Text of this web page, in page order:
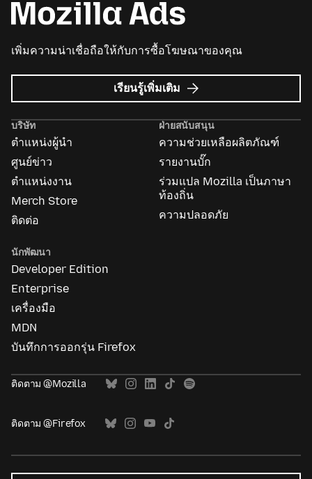
เพิ่มความน่าเชื่อถือให้กับการซื้อโฆษณาของคุณ
เรียนรู้เพิ่มเติม เกี่ยว
กับ
Ads
บริษัท
ตำแหน่งผู้นำ
ศูนย์ข่าว
ตำแหน่งงาน
Merch Store
ติดต่อ
ฝ่ายสนับสนุน
ความช่วยเหลือผลิตภัณฑ์
รายงานบั๊ก
ร่วมแปล Mozilla เป็นภาษา
ท้องถิ่น
ความปลอดภัย
นักพัฒนา
Developer Edition
Enterprise
เครื่องมือ
MDN
บันทึกการออกรุ่น Firefox
ติดตาม @Mozilla
ติดตาม @Firefox